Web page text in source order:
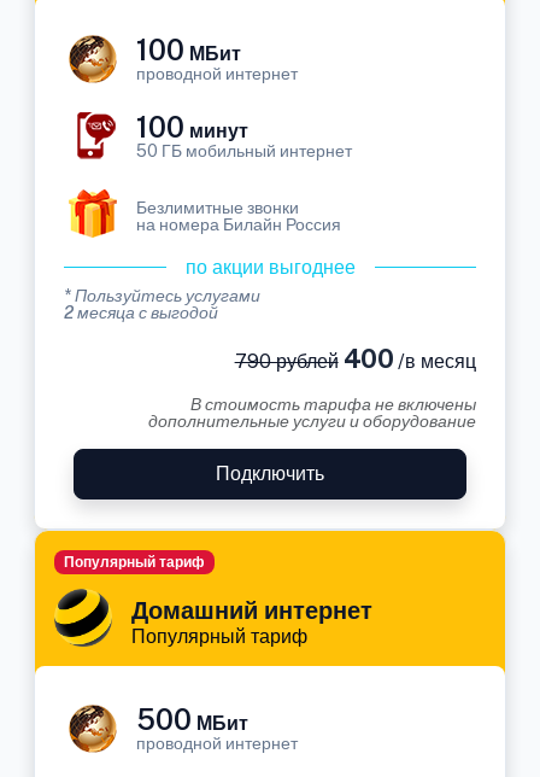
100 МБит
проводной интернет
100 минут
50 ГБ мобильный интернет
Безлимитные звонки
на номера Билайн Россия
по акции выгоднее
* Пользуйтесь услугами
2 месяца с выгодой
790 рублей400 /в месяц
В стоимость тарифа не включены
дополнительные услуги и оборудование
Подключить
Домашний интернет
Популярный тариф
Популярный тариф
500 МБит
проводной интернет